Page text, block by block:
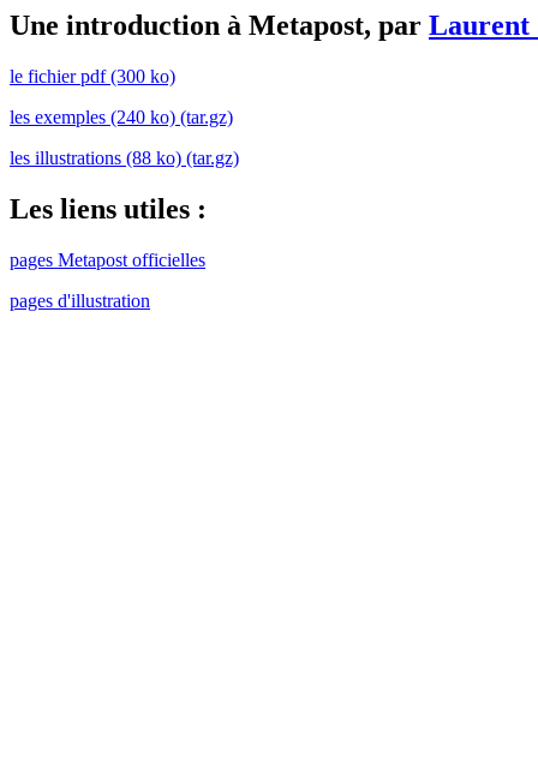
Une introduction à Metapost, par Laurent
le fichier pdf (300 ko)
les exemples (240 ko) (tar.gz)
les illustrations (88 ko) (tar.gz)
Les liens utiles :
pages Metapost officielles
pages d'illustration